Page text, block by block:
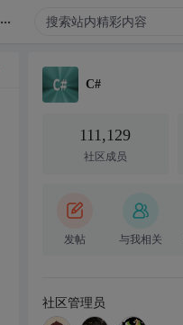
...
C#
111,129
社区成员
发帖 与我相关
社区管理员